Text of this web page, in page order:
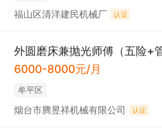
福山区清洋建民机械厂 认证
外圆磨床兼抛光师傅（五险+
6000-8000元/月
牟平区
烟台市腾昱祥机械有限公司 认证